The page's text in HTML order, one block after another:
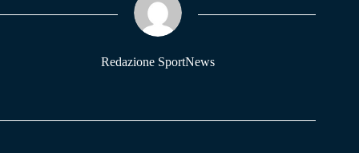
pp m
Redazione SportNews